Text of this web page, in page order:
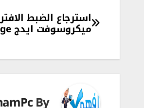
تصفّح
المقالات
استرجاع الضبط
ميكروسوفت ايدج Reset Microsoft Edge
By